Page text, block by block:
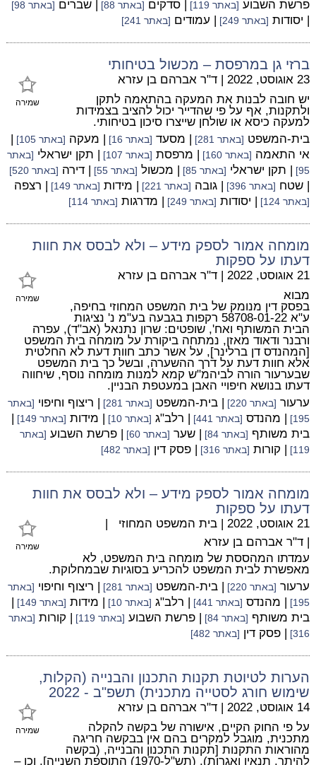
פרשת השבוע [באתר 119] | סדקים [באתר 88] | שברים [באתר 98]
| יסודות [באתר 249] | עמודים [באתר 241]
ברזי גן במרפסת – מכשול בטיחותי
שמירה
23 אוגוסט, 2022 | ד"ר אברהם בן עזרא
יש חובה לבנות את המעקה בהתאמה לתקן
ולתקנות, אף על פי שהדייר יכול להציב בצמידות
למעקה כיסא או שולחן שייצרו סיכון בטיחותי.
בית-המשפט [באתר 281] | מסעד [באתר 16] | מעקה [באתר 105]
|
אי התאמה [באתר 160] | מרפסת [באתר 107] | תקן ישראלי [באתר
95]
| תקן ישראלי [באתר 85] | מכשול [באתר 55] | דירה [באתר 520]
| שטח [באתר 396] | גובה [באתר 221] | מידות [באתר 149] | רצפה
[באתר 124] | יסודות [באתר 249] | מדרגות [באתר 114]
מומחה אמור לספק מידע – ולא לבסס את חוות
דעתו על ספקות
שמירה
21 אוגוסט, 2022 | ד"ר אברהם בן עזרא
מבוא
בפסק דין מנומק של בית המשפט המחוזי בחיפה,
ע"א 58708-01-22 רקפות בגבעה בע"מ נ' נציגות
הבית המשותף ואח', שופטים: שרון נתנאל (אב"ד), עפרה
ורבנר ודאוד מאזן, נמתחה ביקורת על מומחה בית המשפט
[המהנדס דן ברלינר], על אשר כתב חוות דעת לא החלטית
אלא חוות דעת על דרך ההשערה, ובשל כך בית המשפט
שבערעור הורה לביהמ"ש קמא למנות מומחה נוסף, שיחווה
דעתו בנושא חיפויי האבן במעטפת הבניין.
ערעור [באתר 220] | בית-המשפט [באתר 281] | ריצוף וחיפוי [באתר
195]
| מהנדס [באתר 441] | רלב"ג [באתר 10] | מידות [באתר 149]
|
בית משותף [באתר 84] | שער [באתר 60] | פרשת השבוע [באתר
119]
| קורות [באתר 316] | פסק דין [באתר 482]
מומחה אמור לספק מידע – ולא לבסס את חוות
דעתו על ספקות
שמירה
21 אוגוסט, 2022 | בית המשפט המחוזי |
| ד"ר אברהם בן עזרא
עמדתו המהססת של מומחה בית המשפט, לא
מאפשרת לבית המשפט להכריע בסוגיות שבמחלוקת.
ערעור [באתר 220] | בית-המשפט [באתר 281] | ריצוף וחיפוי [באתר
195]
| מהנדס [באתר 441] | רלב"ג [באתר 10] | מידות [באתר 149]
|
בית משותף [באתר 84] | פרשת השבוע [באתר 119] | קורות [באתר
316]
| פסק דין [באתר 482]
הערות לטיוטת תקנות התכנון והבנייה (הקלות,
שימוש חורג לסטייה מתכנית) תשפ"ב - 2022
שמירה
14 אוגוסט, 2022 | ד"ר אברהם בן עזרא
על פי החוק הקיים, אישורה של בקשה להקלה
מתכנית, מוגבל למקרים בהם אין בבקשה חריגה
מהוראות התקנות [תקנות התכנון והבנייה, (בקשה
להיתר, תנאיו ואגרות), (תש"ל-1970) התוספת השנייה], וכן –